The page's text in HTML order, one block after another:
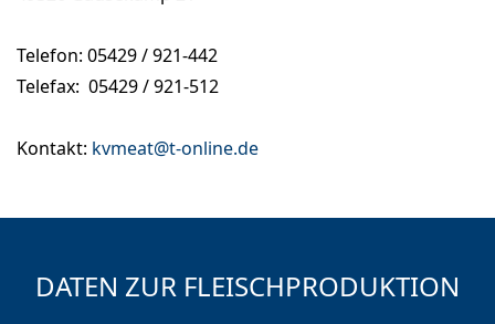
Telefon: 05429 / 921-442
Telefax: 05429 / 921-512
Kontakt: kvmeat@t-online.de
DATEN ZUR FLEISCHPRODUKTION